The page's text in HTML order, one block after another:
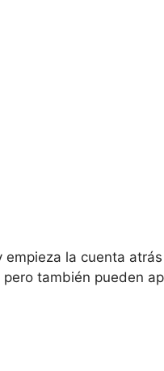
la cuenta
también pueden